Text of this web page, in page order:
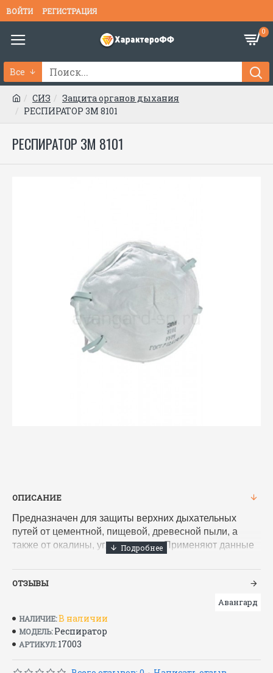
ВОЙТИ РЕГИСТРАЦИЯ
0
Все
СИЗ
Защита органов дыхания
РЕСПИРАТОР 3М 8101
РЕСПИРАТОР 3М 8101
ОПИСАНИЕ
Предназначен для защиты верхних дыхательных
путей от цементной, пищевой, древесной пыли, а
также от окалины, угля и тумана. Применяют данные
пескоструйных работах, резке и сверлении. Все
вышеперечисленные модели относятся к
аэрозольным респираторам первой степени защиты.
– серия 8000
– эффективная защита и легкость дыхания
– чашеобразная форма
– гипоаллергенная и потовпитывающая
ОТЗЫВЫ
НАЛИЧИЕ:В наличии
МОДЕЛЬ: Респиратор
АРТИКУЛ: 17003
Авангард